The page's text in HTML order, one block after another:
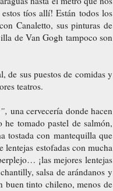
tíos allí! Están todos los
Canaletto, sus pinturas de
de Van Gogh tampoco son
de sus puestos de comidas y
teatros.
una cervecería donde hacen
he tomado pastel de salmón,
tostada con mantequilla que
estofadas con mucha
¡las mejores lentejas
salsa de arándanos y
buen tinto chileno, menos de